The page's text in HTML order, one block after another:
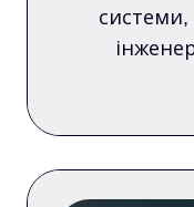
системи,